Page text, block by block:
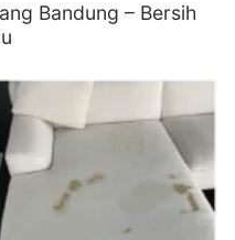
Bandung – Bersih